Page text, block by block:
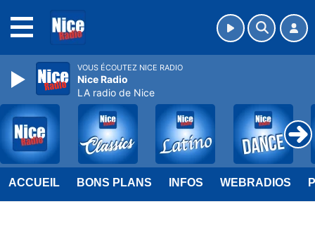
ACCUEIL BONS PLANS INFOS WEBRADIOS
VOUS ÉCOUTEZ NICE RADIO
Nice Radio
LA radio de Nice